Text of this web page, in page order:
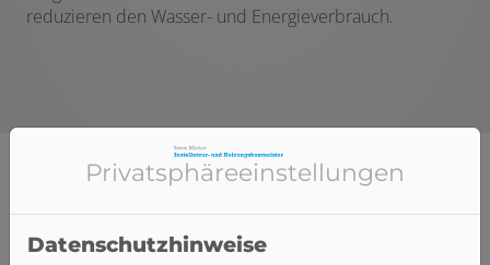
reduzieren den Wasser- und Energieverbrauch.
Privatsphäre­einstellungen
Datenschutzhinweise